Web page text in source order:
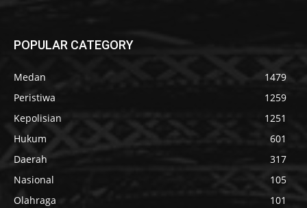
POPULAR CATEGORY
Medan
1479
Peristiwa
1259
Kepolisian
1251
Hukum
601
Daerah
317
Nasional
105
Olahraga
101